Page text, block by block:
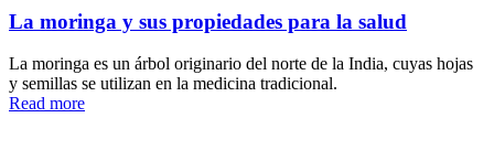
La moringa y sus propiedades para la salud
La moringa es un árbol originario del norte de la India, cuyas hojas
y semillas se utilizan en la medicina tradicional.
Read more